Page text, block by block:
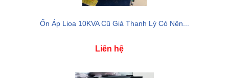
Ổn Áp Lioa 10KVA Cũ Giá Thanh Lý Có Nên...
Liên hệ